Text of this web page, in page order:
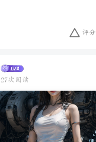
评分
27次阅读